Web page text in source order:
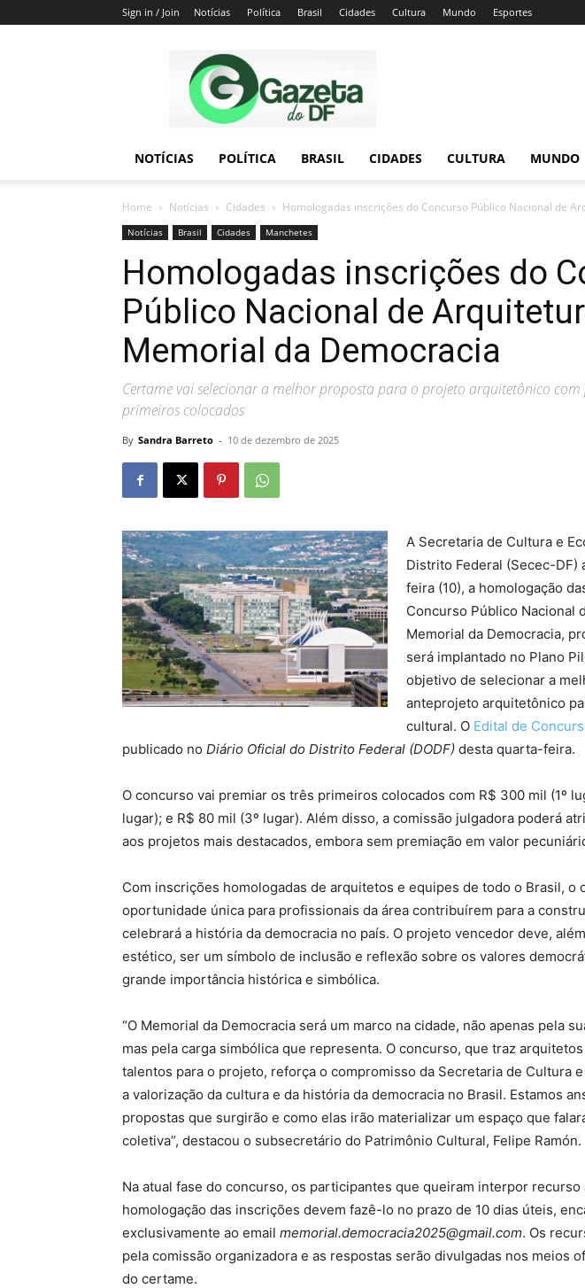
Sign in / Join Notícias Política Brasil Cidades Cultura Mundo Esportes
do
DF
NOTÍCIAS POLÍTICA BRASIL CIDADES CULTURA MUNDO
Home Notícias Cidades Homologadas inscrições do Concurso Público Nacional de
Notícias Brasil Cidades Manchetes
Homologadas inscrições do
Público Nacional de
Memorial da Democracia
Certame vai selecionar a melhor proposta para o projeto arquitetônico
primeiros colocados
By Sandra Barreto - 10 de dezembro de 2025
A Secretaria de Cultura e
Distrito Federal (Secec-DF)
feira (10), a homologação
Concurso Público Nacional
Memorial da Democracia,
será implantado no Plano
objetivo de selecionar a
anteprojeto arquitetônico
cultural. O Edital de
publicado no Diário Oficial do Distrito Federal (DODF) desta quarta-feira.
O concurso vai premiar os três primeiros colocados com R$ 300 mil (1º
lugar); e R$ 80 mil (3º lugar). Além disso, a comissão julgadora poderá
aos projetos mais destacados, embora sem premiação em valor
Com inscrições homologadas de arquitetos e equipes de todo o Brasil, o
oportunidade única para profissionais da área contribuírem para a
celebrará a história da democracia no país. O projeto vencedor deve,
estético, ser um símbolo de inclusão e reflexão sobre os valores
grande importância histórica e simbólica.
“O Memorial da Democracia será um marco na cidade, não apenas pela
mas pela carga simbólica que representa. O concurso, que traz
talentos para o projeto, reforça o compromisso da Secretaria de Cultura
a valorização da cultura e da história da democracia no Brasil. Estamos
propostas que surgirão e como elas irão materializar um espaço que
coletiva”, destacou o subsecretário do Patrimônio Cultural, Felipe Ramón.
Na atual fase do concurso, os participantes que queiram interpor
homologação das inscrições devem fazê-lo no prazo de 10 dias úteis,
exclusivamente ao email memorial.democracia2025@gmail.com. Os
pela comissão organizadora e as respostas serão divulgadas nos meios
do certame.